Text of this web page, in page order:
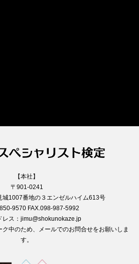
【本社】
〒901-0241
城1007番地の３エンゼルハイム613号
9570 FAX.098-987-5992
レス：jimu@shokunokaze.jp
中のため、メールでのお問合せをお願いしま
す。